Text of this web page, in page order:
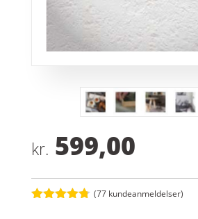
kr. 599,00
(77 kundeanmeldelser)